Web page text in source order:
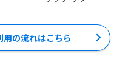
の流れはこちら